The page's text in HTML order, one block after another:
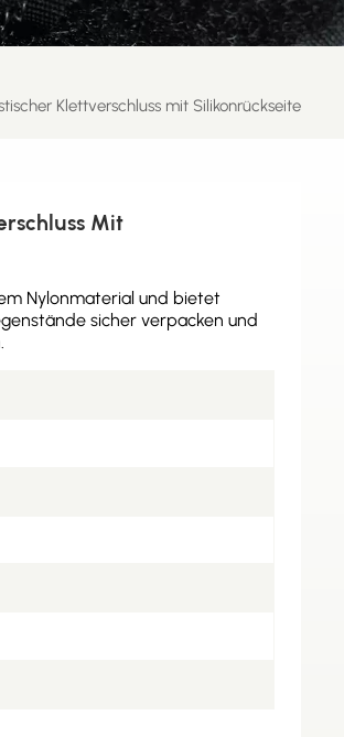
Klettverschluss mit Silikonrückseite
Mit
Nylonmaterial und bietet
sicher verpacken und